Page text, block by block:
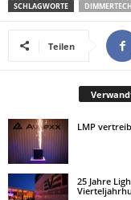
SCHLAGWORTE
Teilen
LMP
25 Jahre